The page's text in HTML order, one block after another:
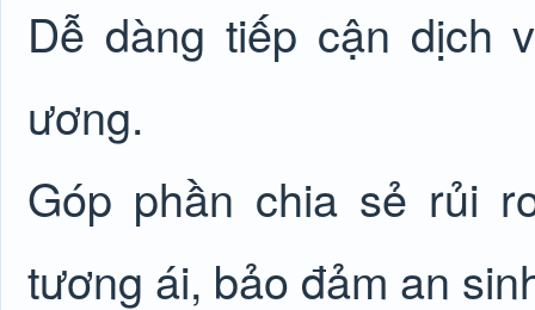
Dễ dàng tiếp cận dịch
ương.
Góp phần chia sẻ rủi
tương ái, bảo đảm an